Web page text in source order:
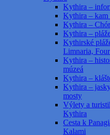
Kythira –
Kythira – kam
Kythira –
Kythira –
Kythirské
Limnaria,
Kythira –
múzeá
Kythira –
Kythira –
mosty
Výlety a
Kythira
Cesta k
Kalami